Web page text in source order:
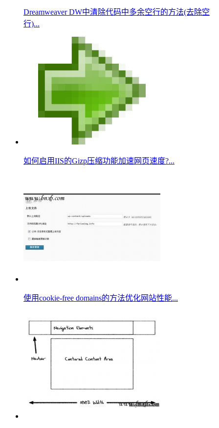
Dreamweaver DW中清除代码中多余空行的方法(去除空
行)...
如何启用IIS的Gizp压缩功能加速网页速度?...
使用cookie-free domains的方法优化网站性能...